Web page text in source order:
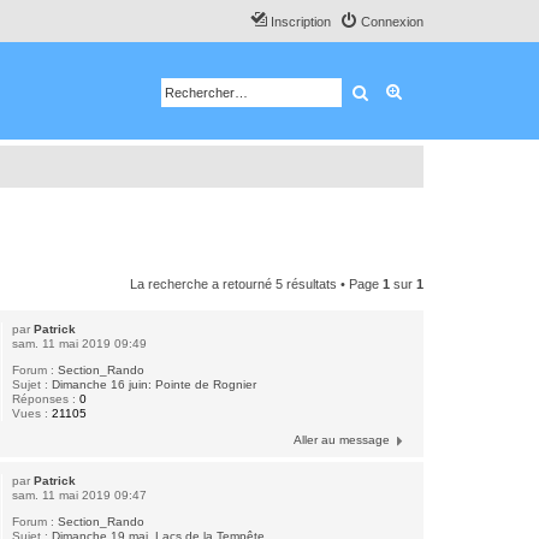
Connexion
Inscription
Rechercher
La recherche a retourné 5 résultats • Page 1 sur 1
parPatrick
sam. 11 mai 2019 09:49
Forum :Section_Rando
Sujet :Dimanche 16 juin: Pointe de Rognier
Réponses :0
Vues :21105
Aller au message
parPatrick
sam. 11 mai 2019 09:47
Forum :Section_Rando
Sujet :Dimanche 19 mai, Lacs de la Tempête